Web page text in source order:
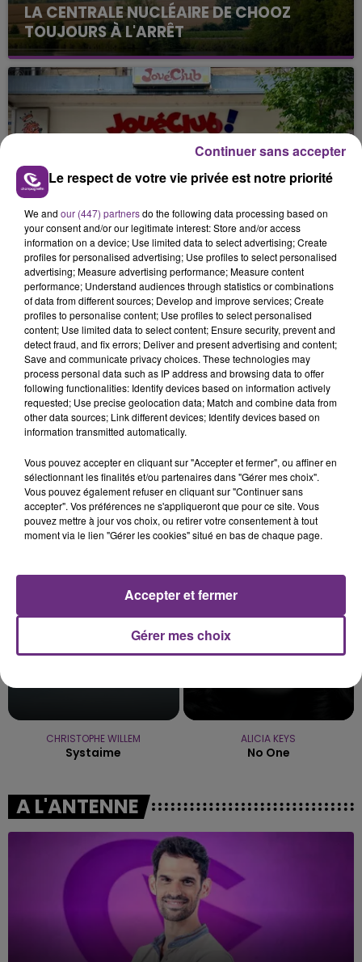
LA CENTRALE NUCLÉAIRE DE CHOOZ
TOUJOURS À L'ARRÊT
Cela fait déjà une semaine que la centrale
nucléaire ardennaise est à l'arrêt. Une situation
justifiée par la sécheresse intense qui est toujours
présente.
LE MAGASIN JOUÉCLUB DE REIMS FERME
SES PORTES
C'était l'une des institutions du centre-ville
rémois. Le magasin JouéClub est contraint de
fermer ses portes.
TITRES DIFFUSÉS
16h37
16h37
JECK & CARLA
La Recette
16h35
16h35
SHAKIRA FEAT. BURNA BOY
Dai Dai
16h28
16h28
CHRISTOPHE WILLEM
Systaime
16h25
16h25
ALICIA KEYS
No One
A L'ANTENNE
Le respect de votre vie privée est notre priorité
We and our (447) partnersdo the following data processing based on
your consent and/or our legitimate interest: Store and/or access
information on a device; Use limited data to select advertising; Create
profiles for personalised advertising; Use profiles to select personalised
advertising; Measure advertising performance; Measure content
performance; Understand audiences through statistics or combinations
of data from different sources; Develop and improve services; Create
profiles to personalise content; Use profiles to select personalised
content; Use limited data to select content; Ensure security, prevent and
detect fraud, and fix errors; Deliver and present advertising and content;
Save and communicate privacy choices. These technologies may
process personal data such as IP address and browsing data to offer
following functionalities: Identify devices based on information actively
requested; Use precise geolocation data; Match and combine data from
other data sources; Link different devices; Identify devices based on
information transmitted automatically.
Vous pouvez accepter en cliquant sur "Accepter et fermer", ou affiner en
sélectionnant les finalités et/ou partenaires dans "Gérer mes choix".
Vous pouvez également refuser en cliquant sur "Continuer sans
accepter". Vos préférences ne s'appliqueront que pour ce site. Vous
pouvez mettre à jour vos choix, ou retirer votre consentement à tout
moment via le lien "Gérer les cookies" situé en bas de chaque page.
Gérer mes choix
Accepter et fermer
Continuer sans accepter